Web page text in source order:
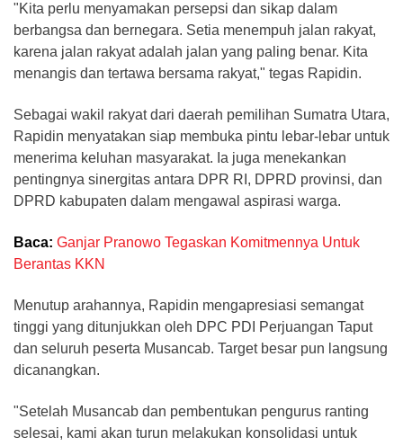
"Kita perlu menyamakan persepsi dan sikap dalam
berbangsa dan bernegara. Setia menempuh jalan rakyat,
karena jalan rakyat adalah jalan yang paling benar. Kita
menangis dan tertawa bersama rakyat," tegas Rapidin.
Sebagai wakil rakyat dari daerah pemilihan Sumatra Utara,
Rapidin menyatakan siap membuka pintu lebar-lebar untuk
menerima keluhan masyarakat. Ia juga menekankan
pentingnya sinergitas antara DPR RI, DPRD provinsi, dan
DPRD kabupaten dalam mengawal aspirasi warga.
Baca: Ganjar Pranowo Tegaskan Komitmennya Untuk
Berantas KKN
Menutup arahannya, Rapidin mengapresiasi semangat
tinggi yang ditunjukkan oleh DPC PDI Perjuangan Taput
dan seluruh peserta Musancab. Target besar pun langsung
dicanangkan.
"Setelah Musancab dan pembentukan pengurus ranting
selesai, kami akan turun melakukan konsolidasi untuk